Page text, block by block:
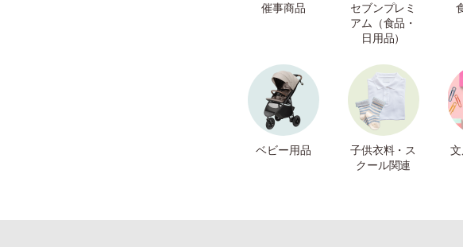
催事商品
セブンプレミ
アム（食品・
日用品）
ベビー用品
子供衣料・ス
クール関連